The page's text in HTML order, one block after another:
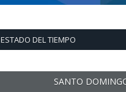
ESTADO DEL TIEMPO
SANTO